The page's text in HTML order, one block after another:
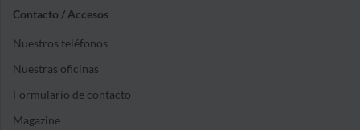
Contacto / Accesos
Nuestros teléfonos
Nuestras oficinas
Formulario de contacto
Magazine